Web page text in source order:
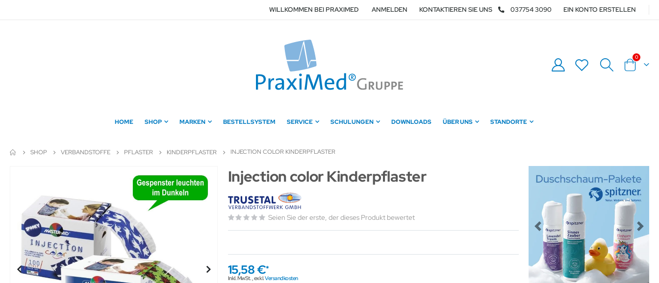
zum
WILLKOMMEN BEI PRAXIMED ANMELDEN KONTAKTIEREN SIE UNS 037754 3090 EIN KONTO ERSTELLEN
Warenkorb
0Artikel
HOME SHOP MARKEN BESTELLSYSTEM SERVICE SCHULUNGEN DOWNLOADS ÜBER UNS STANDORTE
SHOP VERBANDSTOFFE PFLASTER KINDERPFLASTER INJECTION COLOR KINDERPFLASTER
Bildergalerie
springen
Zum
Anfang
Bildergalerie
springen
Injection color Kinderpflaster
Seien Sie der erste, der dieses Produkt bewertet
15,58 €
Inkl. MwSt.,exkl.Versandkosten
Previous Next